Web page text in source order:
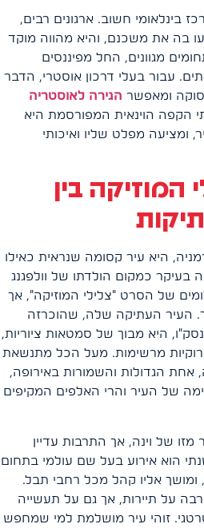
בינלאומי חשוב. ארגונים רבים,
בה את משכנם, והיא מהווה מוקד
מגוונים, החל מפיננסים
עבור בעלי דרכון אוסטרי, הדבר
ומאפשר הגירה לאוסטריה
הקפה הוינאית המפורסמת היא
ומציעה מפלט שליו ואיכותי
המוזיקה בין
היא עיר קסומה שנראית כאילו
בעיקר כמקום הולדתו של וולפגנג
של הסרט "צלילי המוזיקה", אך
העיר העתיקה שלה, שהוכרזה
היא מבוך של סמטאות ציוריות,
מרשימות. מעל הכל מתנשאת
אחת הגדולות והשמורות באירופה,
של העיר והרי האלפים המקיפים
מזו של וינה, אך התרבות עדיין
הוא אירוע בעל שם עולמי בתחום
ומושך אליו קהל מכל רחבי תבל.
על תיירות, אך גם על תעשייה
זוהי עיר מושלמת למי שמחפש